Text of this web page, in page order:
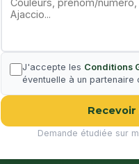
J'accepte les Conditions
éventuelle à un partenaire
Demande étudiée sur